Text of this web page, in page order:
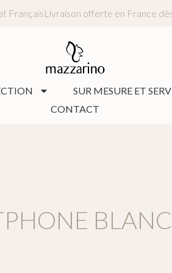
FrançaisLivraison offerte en
SUR MESURE ET
CONTACT